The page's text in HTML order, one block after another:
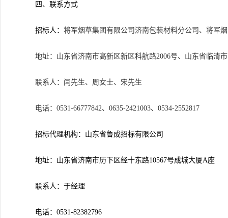
四、联系方式
招标人： 将军烟草集团有限公司济南包装材料分公司、将军
地址：山东省济南市高新区新区科航路2006号、山东省临清
联系人：闫先生、周女士、宋先生
电话：0531-66777842、0635-2421003、0534-2552817
招标代理机构：山东省鲁成招标有限公司
地址：山东省济南市历下区经十东路10567号成城大厦A座
联系人：于经理
电话：0531-82382796